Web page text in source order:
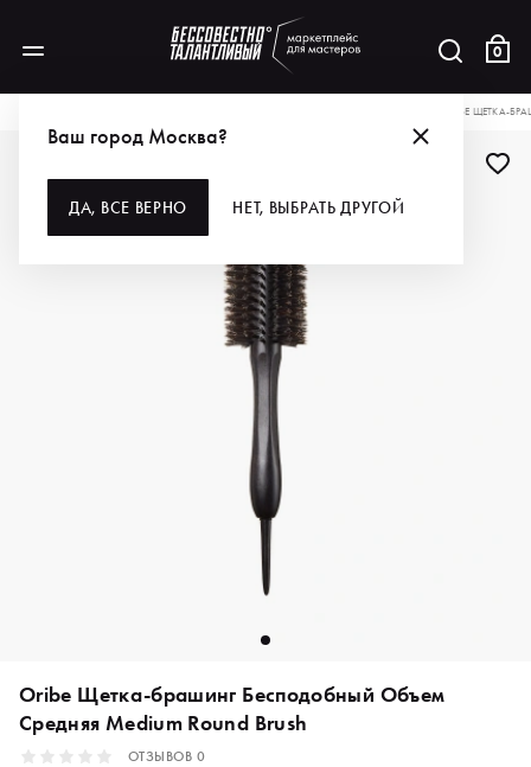
0
Ваш город Москва?
ДА, ВСЕ ВЕРНО НЕТ, ВЫБРАТЬ ДРУГОЙ
ORIBE ЩЕТКА-
Oribe Щетка-брашинг Бесподобный Объем
Средняя Medium Round Brush
ОТЗЫВОВ 0